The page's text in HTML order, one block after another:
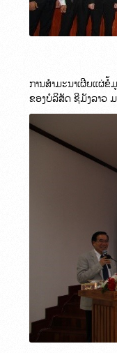
ການສຳມະນາເຜີຍແຜ່
ຂອງບໍລິສັດ ຊີມັງລາວ